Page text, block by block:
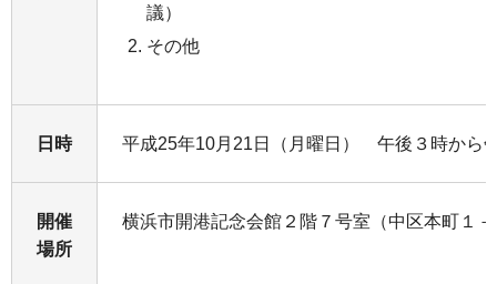
議）
その他
日時 平成25年10月21日（月曜日） 午後３時から
開催
場所
横浜市開港記念会館２階７号室（中区本町１